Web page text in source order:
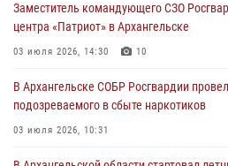
Заместитель командующего СЗО
центра «Патриот» в Архангельске
03 июля 2026, 14:30 10
В Архангельске СОБР Росгвардии
подозреваемого в сбыте наркотиков
03 июля 2026, 10:31